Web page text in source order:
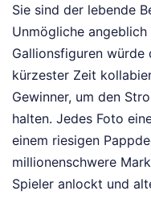
Sie sind der lebende
Unmögliche
Gallionsfiguren würde
kürzester Zeit
Gewinner, um den
halten. Jedes Foto
einem riesigen
millionenschwere
Spieler anlockt und